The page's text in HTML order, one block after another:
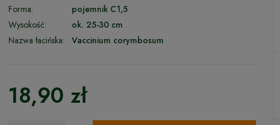
Forma:
pojemnik C1,5
Wysokość:
ok. 25-30 cm
Nazwa łacińska:
Vaccinium corymbosum
18,90 zł